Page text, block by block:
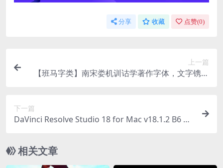
分享 收藏 点赞(0)
上一篇
【班马字类】南宋娄机训诂学著作字体，文字镌刻
下一篇
DaVinci Resolve Studio 18 for Mac v18.1.2 B6 中
相关文章